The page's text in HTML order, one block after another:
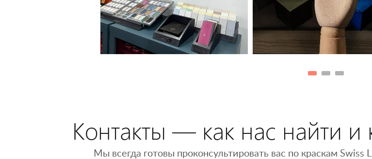
Контакты — как нас найти и
Мы всегда готовы проконсультировать вас по краскам